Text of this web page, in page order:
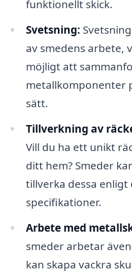
funktionellt skick.
Svetsning:
av smedens arbete,
möjligt att
metallkomponenter
sätt.
Tillverkning av
Vill du ha ett unikt
ditt hem? Smeder
tillverka dessa enligt
specifikationer.
Arbete med
smeder arbetar
kan skapa vackra